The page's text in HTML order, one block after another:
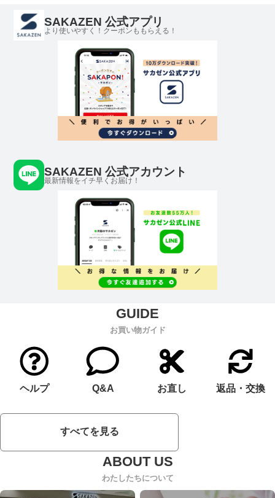
SAKAZEN 公式アプリ
より使いやすく！クーポンももらえる！
SAKAZEN 公式アカウント
最新情報をイチ早くお届け！
お買い物ガイド
ヘルプ Q&A お直し 返品・交換
すべてを見る
わたしたちについて